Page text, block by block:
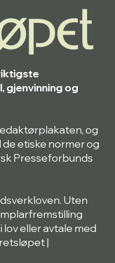
gjenvinning og
og
etiske normer og
Presseforbunds
Uten
eller avtale med
|